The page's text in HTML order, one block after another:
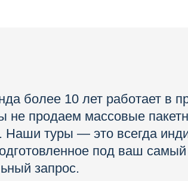
более 10 лет работает в
не продаем массовые
Наши туры — это всегда
под ваш самый
запрос.